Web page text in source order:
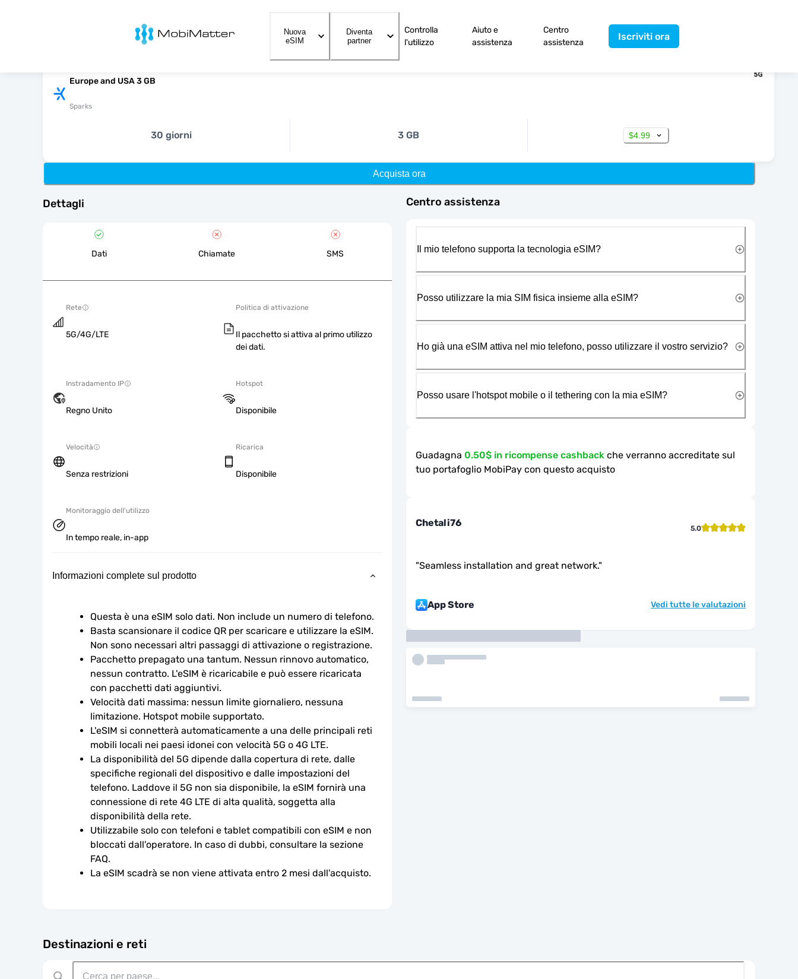
MobiMatter
Nuova
eSIM
Diventa
partner
Controlla
l'utilizzo
Aiuto e
assistenza
Centro
assistenza
Iscriviti ora
Europe and USA 3 GB
Sparks
30 giorni 3 GB $4.99
Acquista ora
Dettagli
Dati Chiamate SMS
Rete
5G/4G/LTE
Politica di attivazione
Il pacchetto si attiva al primo utilizzo
dei dati.
Instradamento IP
Regno Unito
Hotspot
Disponibile
Velocità
Senza restrizioni
Ricarica
Disponibile
Monitoraggio dell'utilizzo
In tempo reale, in-app
Informazioni complete sul prodotto
Questa è una eSIM solo dati. Non include un numero di telefono.
Basta scansionare il codice QR per scaricare e utilizzare la eSIM.
Non sono necessari altri passaggi di attivazione o registrazione.
Pacchetto prepagato una tantum. Nessun rinnovo automatico,
nessun contratto. L'eSIM è ricaricabile e può essere ricaricata
con pacchetti dati aggiuntivi.
Velocità dati massima: nessun limite giornaliero, nessuna
limitazione. Hotspot mobile supportato.
L'eSIM si connetterà automaticamente a una delle principali reti
mobili locali nei paesi idonei con velocità 5G o 4G LTE.
La disponibilità del 5G dipende dalla copertura di rete, dalle
specifiche regionali del dispositivo e dalle impostazioni del
telefono. Laddove il 5G non sia disponibile, la eSIM fornirà una
connessione di rete 4G LTE di alta qualità, soggetta alla
disponibilità della rete.
Utilizzabile solo con telefoni e tablet compatibili con eSIM e non
bloccati dall'operatore. In caso di dubbi, consultare la sezione
FAQ.
La eSIM scadrà se non viene attivata entro 2 mesi dall'acquisto.
Destinazioni e reti
Centro assistenza
Il mio telefono supporta la tecnologia eSIM?
Posso utilizzare la mia SIM fisica insieme alla eSIM?
Ho già una eSIM attiva nel mio telefono, posso utilizzare il vostro servizio?
Posso usare l'hotspot mobile o il tethering con la mia eSIM?
Guadagna 0.50$ in ricompense cashback che verranno accreditate sul
tuo portafoglio MobiPay con questo acquisto
Chetali76 5.0
"Seamless installation and great network."
App Store Vedi tutte le valutazioni